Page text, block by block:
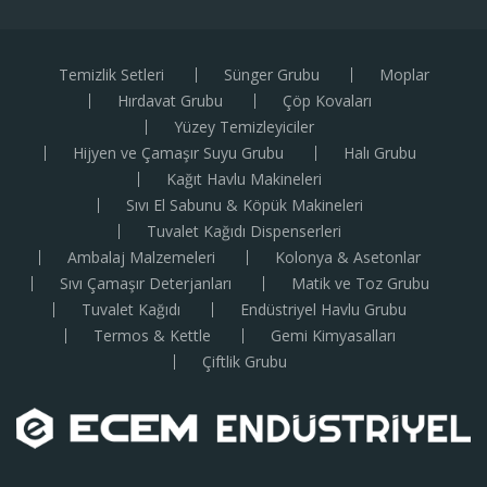
Temizlik Setleri Sünger Grubu
Moplar
Hırdavat Grubu
Çöp Kovaları
Yüzey Temizleyiciler
Hijyen ve Çamaşır Suyu Grubu
Halı Grubu
Kağıt Havlu Makineleri
Sıvı El Sabunu & Köpük Makineleri
Tuvalet Kağıdı Dispenserleri
Ambalaj Malzemeleri
Kolonya & Asetonlar
Sıvı Çamaşır Deterjanları
Matik ve Toz Grubu
Tuvalet Kağıdı
Endüstriyel Havlu Grubu
Termos & Kettle
Gemi Kimyasalları
Çiftlik Grubu